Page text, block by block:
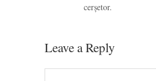
cerșetor.
Leave a Reply